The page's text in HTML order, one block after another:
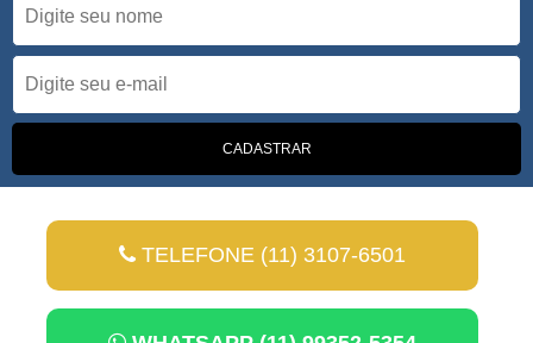
TELEFONE (11) 3107-6501